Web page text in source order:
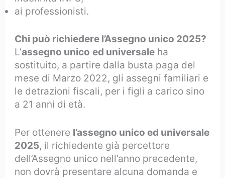
ai professionisti.
Chi può richiedere l’Assegno unico 2025?
L’assegno unico ed universale ha
sostituito, a partire dalla busta paga del
mese di Marzo 2022, gli assegni familiari e
le detrazioni fiscali, per i figli a carico sino
a 21 anni di età.
Per ottenere l’assegno unico ed universale
2025, il richiedente già percettore
dell’Assegno unico nell’anno precedente,
non dovrà presentare alcuna domanda e